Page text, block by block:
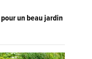
un beau jardin